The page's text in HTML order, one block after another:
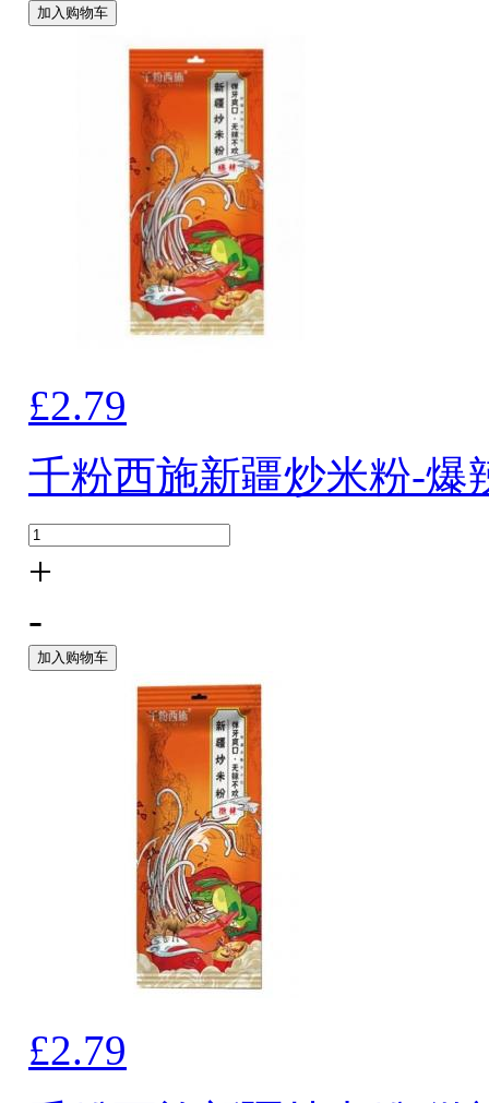
加入购物车
£2.79
千粉西施新疆炒米粉-爆
+
-
加入购物车
£2.79